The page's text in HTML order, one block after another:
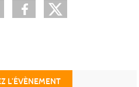
L’ÉVÈNEMENT